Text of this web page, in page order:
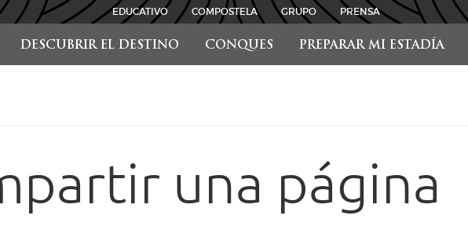
DESCUBRIR EL DESTINO CONQUES PREPARAR MI ESTADÍA
EDUCATIVO COMPOSTELA GRUPO PRENSA
una página